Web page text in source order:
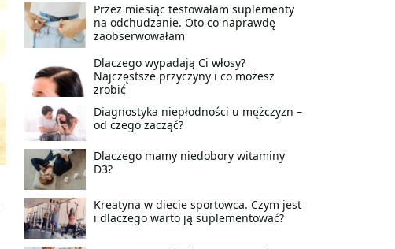
Przez miesiąc testowałam suplementy
na odchudzanie. Oto co naprawdę
zaobserwowałam
Dlaczego wypadają Ci włosy?
Najczęstsze przyczyny i co możesz
zrobić
Diagnostyka niepłodności u mężczyzn –
od czego zacząć?
Dlaczego mamy niedobory witaminy
D3?
Kreatyna w diecie sportowca. Czym jest
i dlaczego warto ją suplementować?